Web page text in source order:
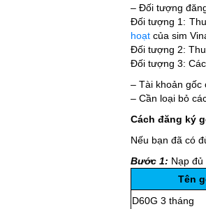
– Đối tượng
Đối tượng 1:
hoạt của sim
Đối tượng 2:
Đối tượng 3:
– Tài khoản gốc
– Cần loại bỏ
Cách đăng ký
Nếu bạn đã có
Bước 1: Nạp đủ
Tên
D60G 3 tháng